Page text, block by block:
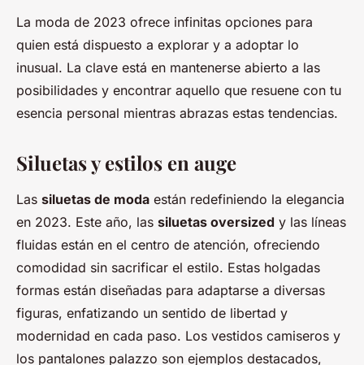
La moda de 2023 ofrece infinitas opciones para
quien está dispuesto a explorar y a adoptar lo
inusual. La clave está en mantenerse abierto a las
posibilidades y encontrar aquello que resuene con tu
esencia personal mientras abrazas estas tendencias.
Siluetas y estilos en auge
Las siluetas de moda están redefiniendo la elegancia
en 2023. Este año, las siluetas oversized y las líneas
fluidas están en el centro de atención, ofreciendo
comodidad sin sacrificar el estilo. Estas holgadas
formas están diseñadas para adaptarse a diversas
figuras, enfatizando un sentido de libertad y
modernidad en cada paso. Los vestidos camiseros y
los pantalones palazzo son ejemplos destacados,